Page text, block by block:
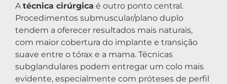
Atécnica cirúrgica é outro ponto central.
Procedimentos submuscular/plano duplo
tendem a oferecer resultados mais naturais,
com maior cobertura do implante e transição
suave entre o tórax e a mama. Técnicas
subglandulares podem entregar um colo mais
evidente, especialmente com próteses de perfil